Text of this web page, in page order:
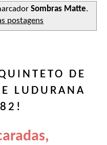
Sombras Matte.
postagens
DE
LUDURANA